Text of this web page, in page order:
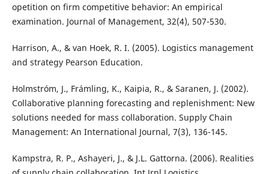
opetition on firm competitive behavior: An empirical
examination. Journal of Management, 32(4), 507-530.
Harrison, A., & van Hoek, R. I. (2005). Logistics management
and strategy Pearson Education.
Holmstróm, J., Frámling, K., Kaipia, R., & Saranen, J. (2002).
Collaborative planning forecasting and replenishment: New
solutions needed for mass collaboration. Supply Chain
Management: An International Journal, 7(3), 136-145.
Kampstra, R. P., Ashayeri, J., & J.L. Gattorna. (2006). Realities